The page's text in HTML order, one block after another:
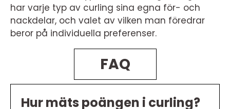
har varje typ av curling sina egna för- och
nackdelar, och valet av vilken man föredrar
beror på individuella preferenser.
FAQ
Hur mäts poängen i curling?